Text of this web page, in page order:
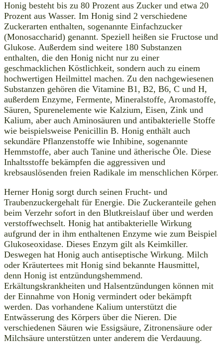
Honig besteht bis zu 80 Prozent aus Zucker und etwa 20
Prozent aus Wasser. Im Honig sind 2 verschiedene
Zuckerarten enthalten, sogenannte Einfachzucker
(Monosaccharid) genannt. Speziell heißen sie Fructose und
Glukose. Außerdem sind weitere 180 Substanzen
enthalten, die den Honig nicht nur zu einer
geschmacklichen Köstlichkeit, sondern auch zu einem
hochwertigen Heilmittel machen. Zu den nachgewiesenen
Substanzen gehören die Vitamine B1, B2, B6, C und H,
außerdem Enzyme, Fermente, Mineralstoffe, Aromastoffe,
Säuren, Spurenelemente wie Kalzium, Eisen, Zink und
Kalium, aber auch Aminosäuren und antibakterielle Stoffe
wie beispielsweise Penicillin B. Honig enthält auch
sekundäre Pflanzenstoffe wie Inhibine, sogenannte
Hemmstoffe, aber auch Tanine und ätherische Öle. Diese
Inhaltsstoffe bekämpfen die aggressiven und
krebsauslösenden freien Radikale im menschlichen Körper.
Herner Honig sorgt durch seinen Frucht- und
Traubenzuckergehalt für Energie. Die Zuckeranteile gehen
beim Verzehr sofort in den Blutkreislauf über und werden
verstoffwechselt. Honig hat antibakterielle Wirkung
aufgrund der in ihm enthaltenen Enzyme wie zum Beispiel
Glukoseoxidase. Dieses Enzym gilt als Keimkiller.
Deswegen hat Honig auch antiseptische Wirkung. Milch
oder Kräutertees mit Honig sind bekannte Hausmittel,
denn Honig ist entzündungshemmend.
Erkältungskrankheiten und Halsentzündungen können mit
der Einnahme von Honig vermindert oder bekämpft
werden. Das vorhandene Kalium unterstützt die
Entwässerung des Körpers über die Nieren. Die
verschiedenen Säuren wie Essigsäure, Zitronensäure oder
Milchsäure unterstützen unter anderem die Verdauung.